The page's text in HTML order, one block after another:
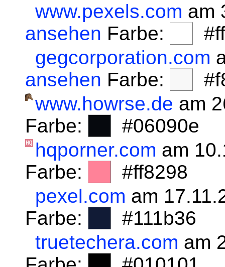
www.pexels.com am
ansehen Farbe:
gegcorporation.com
ansehen Farbe:
www.howrse.de am
Farbe:
#06090e
hqporner.com am
Farbe:
#ff8298
pexel.com am
Farbe:
#111b36
truetechera.com am